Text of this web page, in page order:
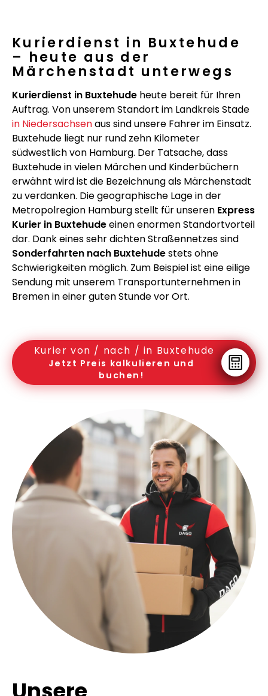
Kurierdienst in Buxtehude
– heute aus der
Märchenstadt unterwegs
Kurierdienst in Buxtehude heute bereit für Ihren
Auftrag. Von unserem Standort im Landkreis Stade
in Niedersachsenaus sind unsere Fahrer im Einsatz.
Buxtehude liegt nur rund zehn Kilometer
südwestlich von Hamburg. Der Tatsache, dass
Buxtehude in vielen Märchen und Kinderbüchern
erwähnt wird ist die Bezeichnung als Märchenstadt
zu verdanken. Die geographische Lage in der
Metropolregion Hamburg stellt für unseren Express
Kurier in Buxtehudeeinen enormen Standortvorteil
dar. Dank eines sehr dichten Straßennetzes sind
Sonderfahrten nach Buxtehudestets ohne
Schwierigkeiten möglich. Zum Beispiel ist eine eilige
Sendung mit unserem Transportunternehmen in
Bremen in einer guten Stunde vor Ort.
Kurier von / nach / in Buxtehude
Jetzt Preis kalkulieren und
buchen!